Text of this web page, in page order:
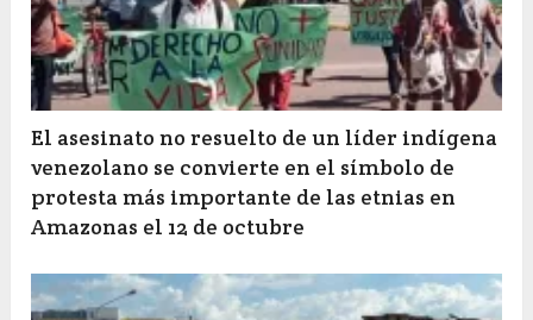
El asesinato no resuelto de un líder indígena
venezolano se convierte en el símbolo de
protesta más importante de las etnias en
Amazonas el 12 de octubre